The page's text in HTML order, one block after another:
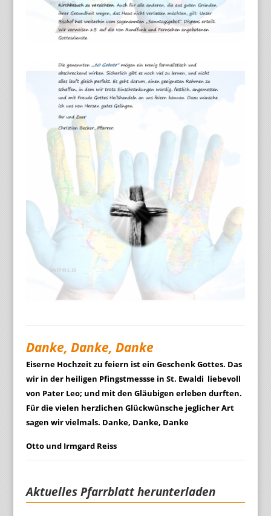
Danke, Danke, Danke
Eiserne Hochzeit zu feiern ist ein Geschenk Gottes. Das
wir in der heiligen Pfingstmessse in St. Ewaldi liebevoll
von Pater Leo; und mit den Gläubigen erleben durften.
Für die vielen herzlichen Glückwünsche jeglicher Art
sagen wir vielmals. Danke, Danke, Danke
Otto und Irmgard Reiss
Aktuelles Pfarrblatt herunterladen